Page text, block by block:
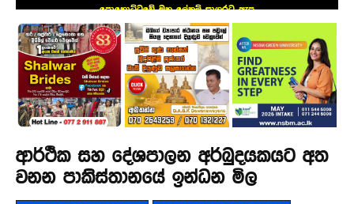
පොහොට්ටුවේ මහ ලේකම් සාගරට ඇප
ආර්ථික සහ දේශපාලන අර්බුදයකයට අත
වනන පාකිස්තානයේ ඉන්ධන මිල